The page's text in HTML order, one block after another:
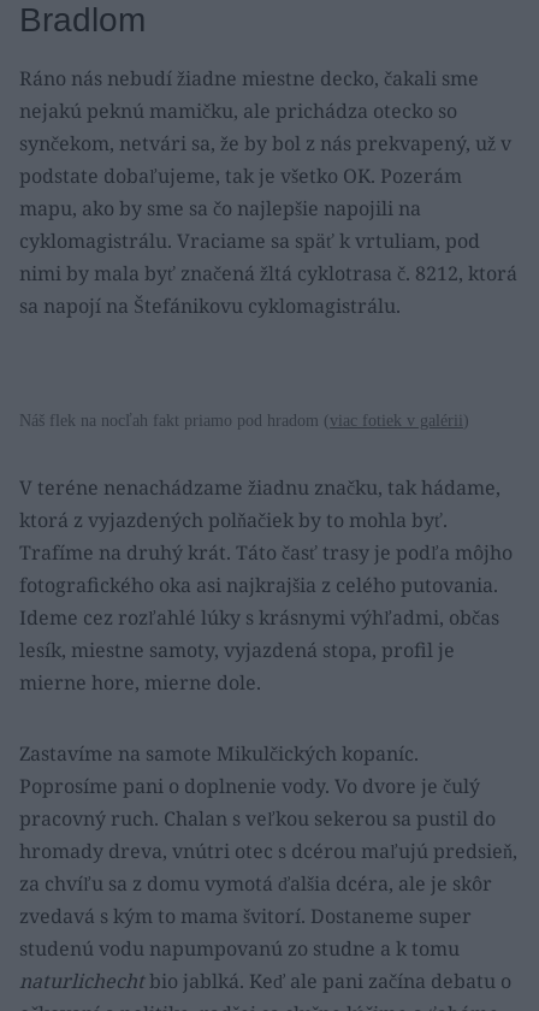
Bradlom
Ráno nás nebudí žiadne miestne decko, čakali sme
nejakú peknú mamičku, ale prichádza otecko so
synčekom, netvári sa, že by bol z nás prekvapený, už v
podstate dobaľujeme, tak je všetko OK. Pozerám
mapu, ako by sme sa čo najlepšie napojili na
cyklomagistrálu. Vraciame sa späť k vrtuliam, pod
nimi by mala byť značená žltá cyklotrasa č. 8212, ktorá
sa napojí na Štefánikovu cyklomagistrálu.
Náš flek na nocľah fakt priamo pod hradom (viac fotiek v galérii )
V teréne nenachádzame žiadnu značku, tak hádame,
ktorá z vyjazdených polňačiek by to mohla byť.
Trafíme na druhý krát. Táto časť trasy je podľa môjho
fotografického oka asi najkrajšia z celého putovania.
Ideme cez rozľahlé lúky s krásnymi výhľadmi, občas
lesík, miestne samoty, vyjazdená stopa, profil je
mierne hore, mierne dole.
Zastavíme na samote Mikulčických kopaníc.
Poprosíme pani o doplnenie vody. Vo dvore je čulý
pracovný ruch. Chalan s veľkou sekerou sa pustil do
hromady dreva, vnútri otec s dcérou maľujú predsieň,
za chvíľu sa z domu vymotá ďalšia dcéra, ale je skôr
zvedavá s kým to mama švitorí. Dostaneme super
studenú vodu napumpovanú zo studne a k tomu
naturlichechtbio jablká. Keď ale pani začína debatu o